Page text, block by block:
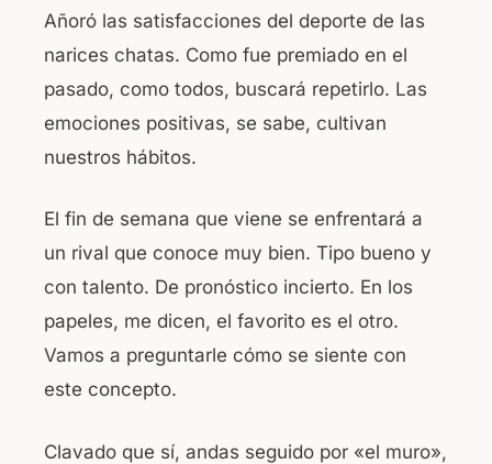
Añoró las satisfacciones del deporte de las
narices chatas. Como fue premiado en el
pasado, como todos, buscará repetirlo. Las
emociones positivas, se sabe, cultivan
nuestros hábitos.
El fin de semana que viene se enfrentará a
un rival que conoce muy bien. Tipo bueno y
con talento. De pronóstico incierto. En los
papeles, me dicen, el favorito es el otro.
Vamos a preguntarle cómo se siente con
este concepto.
Clavado que sí, andas seguido por «el muro»,